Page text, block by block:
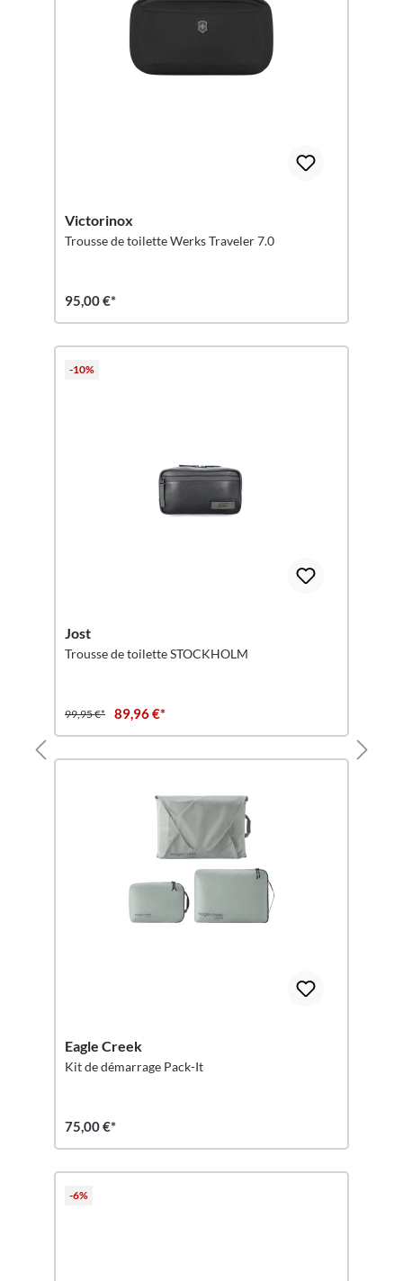
Victorinox
Trousse de toilette Werks Traveler 7.0
95,00 €*
-10%
Jost
Trousse de toilette STOCKHOLM
99,95 €* 89,96 €*
Eagle Creek
Kit de démarrage Pack-It
75,00 €*
-6%